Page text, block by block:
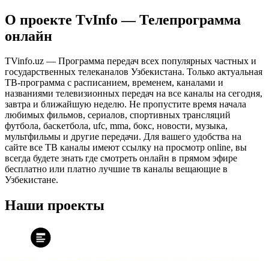
О проекте TvInfo — Телепрограмма
онлайн
TVinfo.uz — Программа передач всех популярных частных и
государственных телеканалов Узбекистана. Только актуальная
ТВ-программа с расписанием, временем, каналами и
названиями телевизионных передач на все каналы на сегодня,
завтра и ближайшую неделю. Не пропустите время начала
любимых фильмов, сериалов, спортивных трансляций
футбола, баскетбола, ufc, mma, бокс, новости, музыка,
мультфильмы и другие передачи. Для вашего удобства на
сайте все ТВ каналы имеют ссылку на просмотр online, вы
всегда будете знать где смотреть онлайн в прямом эфире
бесплатно или платно лучшие тв каналы вещающие в
Узбекистане.
Наши проекты